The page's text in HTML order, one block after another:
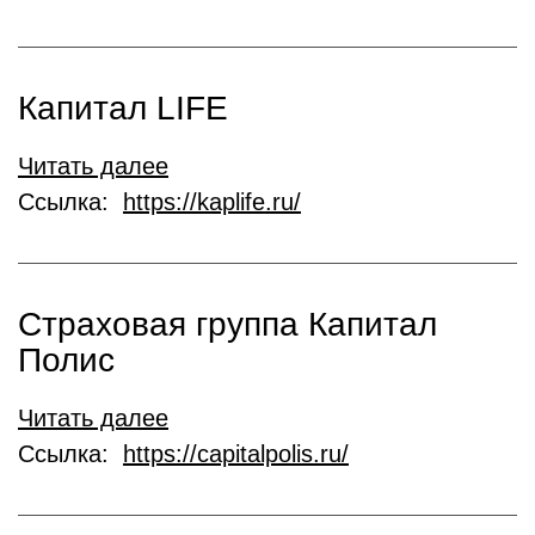
Капитал LIFE
Читать далее
Ссылка:
https://kaplife.ru/
Страховая группа Капитал
Полис
Читать далее
Ссылка:
https://capitalpolis.ru/